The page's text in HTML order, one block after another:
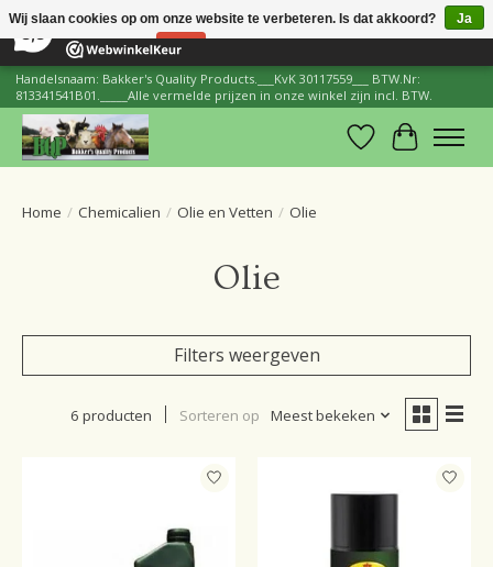
206 Reviews ×
Handelsnaam: Bakker's Quality Products.___KvK 30117559___ BTW.Nr:
813341541B01._____Alle vermelde prijzen in onze winkel zijn incl. BTW.
Verlanglijst
Home / Chemicalien / Olie en Vetten / Olie
Olie
Filters weergeven
6 producten Sorteren op Meest bekeken
Wij slaan cookies op om onze website te verbeteren. Is dat akkoord?
Ja
Nee